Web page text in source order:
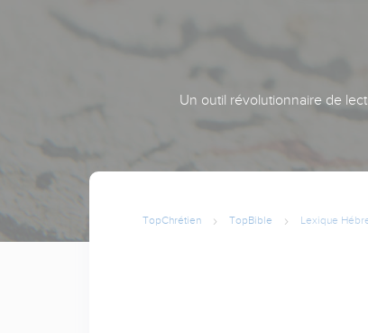
Un outil révolutionnaire de
TopChrétien TopBible Lexique